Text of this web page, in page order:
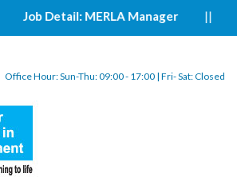
Job Detail: MERLA Manager |||||
Office Hour: Sun-Thu: 09:00 - 17:00 | Fri- Sat: Closed